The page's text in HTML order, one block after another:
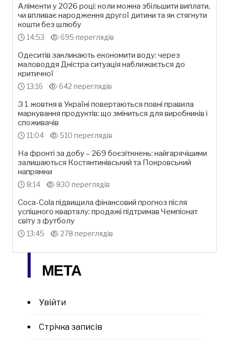
Аліменти у 2026 році: коли можна збільшити виплати,
чи впливає народження другої дитини та як стягнути
кошти без шлюбу
14:53 695 переглядів
Одеситів закликають економити воду: через
маловоддя Дністра ситуація наближається до
критичної
13:16 642 переглядів
З 1 жовтня в Україні повертаються повні правила
маркування продуктів: що зміниться для виробників і
споживачів
11:04 510 переглядів
На фронті за добу – 269 боєзіткнень: найгарячішими
залишаються Костянтинівський та Покровський
напрямки
8:14 830 переглядів
Coca-Cola підвищила фінансовий прогноз після
успішного кварталу: продажі підтримав Чемпіонат
світу з футболу
13:45 278 переглядів
МЕТА
Увійти
Стрічка записів